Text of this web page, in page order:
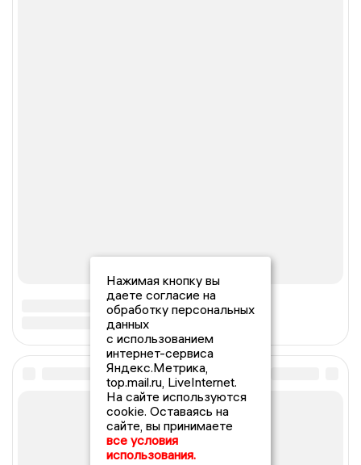
Нажимая кнопку вы
даете согласие на
обработку персональных
данных
с использованием
интернет-сервиса
Яндекс.Метрика,
top.mail.ru, LiveInternet.
На сайте используются
cookie. Оставаясь на
сайте, вы принимаете
все условия
использования.